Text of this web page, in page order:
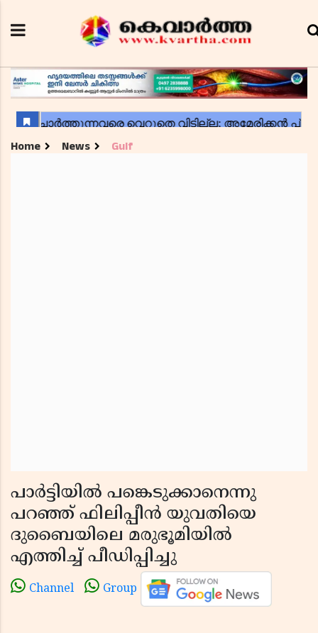
Home News Gulf
പാര്‍ട്ടിയില്‍ പങ്കെടുക്കാനെന്നു
പറഞ്ഞ് ഫിലിപ്പീന്‍ യുവതിയെ
ദുബൈയിലെ മരുഭൂമിയില്‍
എത്തിച്ച് പീഡിപ്പിച്ചു
Channel Group